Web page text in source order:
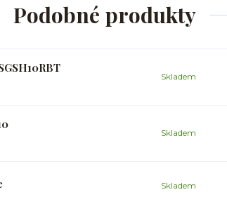
Podobné produkty
Skladem
Skladem
Skladem